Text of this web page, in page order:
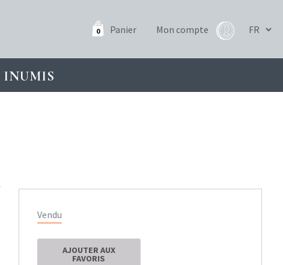
0 Panier Mon compte
INUMIS
Vendu
AJOUTER AUX
FAVORIS